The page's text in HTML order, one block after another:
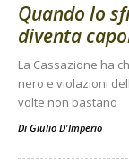
Quando lo
diventa
La Cassazione ha
nero e violazioni
volte non bastano
Di Giulio D'Imperio